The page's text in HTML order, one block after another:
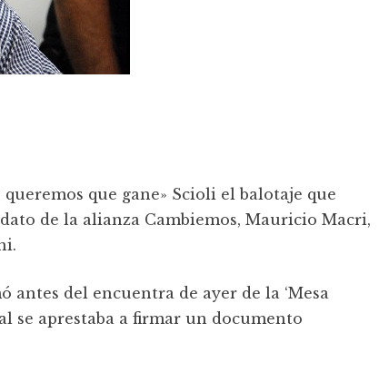
que gane» Scioli el balotaje que
de la alianza Cambiemos, Mauricio Macri,
del encuentra de ayer de la ‘Mesa
se aprestaba a firmar un documento